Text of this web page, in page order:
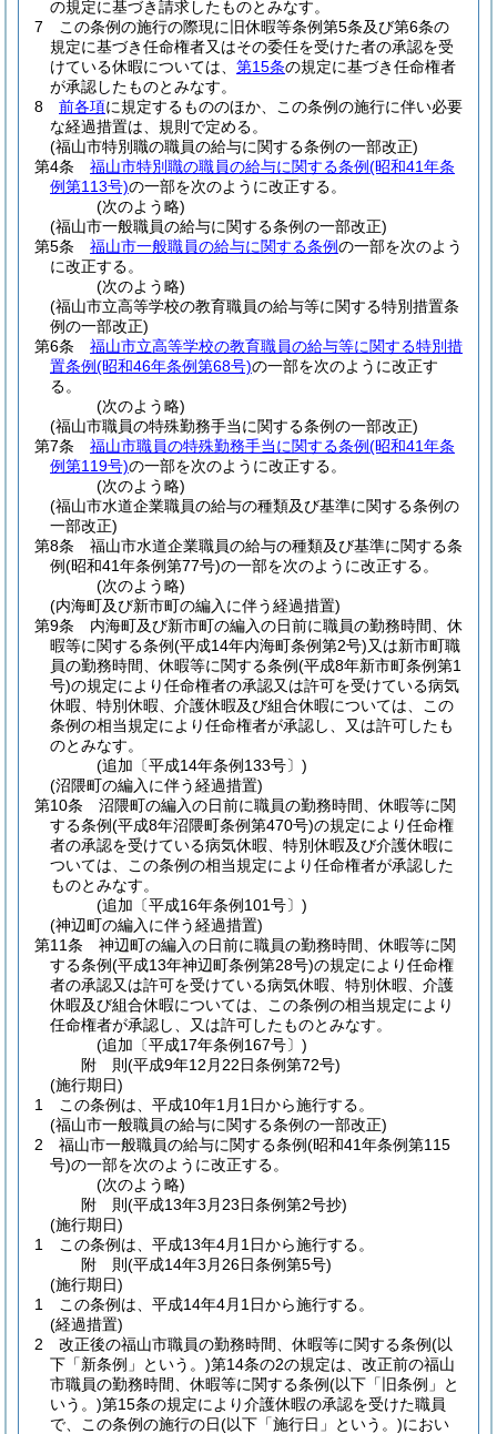
の規定に基づき請求したものとみなす。
7
この条例の施行の際現に旧休暇等条例第5条及び第6条の
規定に基づき任命権者又はその委任を受けた者の承認を受
けている休暇については、 第15条の規定に基づき任命権者
が承認したものとみなす。
8
前各項に規定するもののほか、この条例の施行に伴い必要
な経過措置は、規則で定める。
(福山市特別職の職員の給与に関する条例の一部改正)
第4条
福山市特別職の職員の給与に関する条例(昭和41年条
例第113号)の一部を次のように改正する。
(次のよう略)
(福山市一般職員の給与に関する条例の一部改正)
第5条
福山市一般職員の給与に関する条例の一部を次のよう
に改正する。
(次のよう略)
(福山市立高等学校の教育職員の給与等に関する特別措置条
例の一部改正)
第6条
福山市立高等学校の教育職員の給与等に関する特別措
置条例(昭和46年条例第68号)の一部を次のように改正す
る。
(次のよう略)
(福山市職員の特殊勤務手当に関する条例の一部改正)
第7条
福山市職員の特殊勤務手当に関する条例(昭和41年条
例第119号)の一部を次のように改正する。
(次のよう略)
(福山市水道企業職員の給与の種類及び基準に関する条例の
一部改正)
第8条
福山市水道企業職員の給与の種類及び基準に関する条
例(昭和41年条例第77号)の一部を次のように改正する。
(次のよう略)
(内海町及び新市町の編入に伴う経過措置)
第9条
内海町及び新市町の編入の日前に職員の勤務時間、休
暇等に関する条例(平成14年内海町条例第2号)又は新市町職
員の勤務時間、休暇等に関する条例(平成8年新市町条例第1
号)の規定により任命権者の承認又は許可を受けている病気
休暇、特別休暇、介護休暇及び組合休暇については、この
条例の相当規定により任命権者が承認し、又は許可したも
のとみなす。
(追加〔平成14年条例133号〕)
(沼隈町の編入に伴う経過措置)
第10条
沼隈町の編入の日前に職員の勤務時間、休暇等に関
する条例(平成8年沼隈町条例第470号)の規定により任命権
者の承認を受けている病気休暇、特別休暇及び介護休暇に
ついては、この条例の相当規定により任命権者が承認した
ものとみなす。
(追加〔平成16年条例101号〕)
(神辺町の編入に伴う経過措置)
第11条
神辺町の編入の日前に職員の勤務時間、休暇等に関
する条例(平成13年神辺町条例第28号)の規定により任命権
者の承認又は許可を受けている病気休暇、特別休暇、介護
休暇及び組合休暇については、この条例の相当規定により
任命権者が承認し、又は許可したものとみなす。
(追加〔平成17年条例167号〕)
附 則(平成9年12月22日条例第72号)
(施行期日)
1
この条例は、平成10年1月1日から施行する。
(福山市一般職員の給与に関する条例の一部改正)
2
福山市一般職員の給与に関する条例(昭和41年条例第115
号)の一部を次のように改正する。
(次のよう略)
附 則(平成13年3月23日条例第2号抄)
(施行期日)
1
この条例は、平成13年4月1日から施行する。
附 則(平成14年3月26日条例第5号)
(施行期日)
1
この条例は、平成14年4月1日から施行する。
(経過措置)
2
改正後の福山市職員の勤務時間、休暇等に関する条例(以
下「新条例」という。)第14条の2の規定は、改正前の福山
市職員の勤務時間、休暇等に関する条例(以下「旧条例」と
いう。)第15条の規定により介護休暇の承認を受けた職員
で、この条例の施行の日(以下「施行日」という。)におい